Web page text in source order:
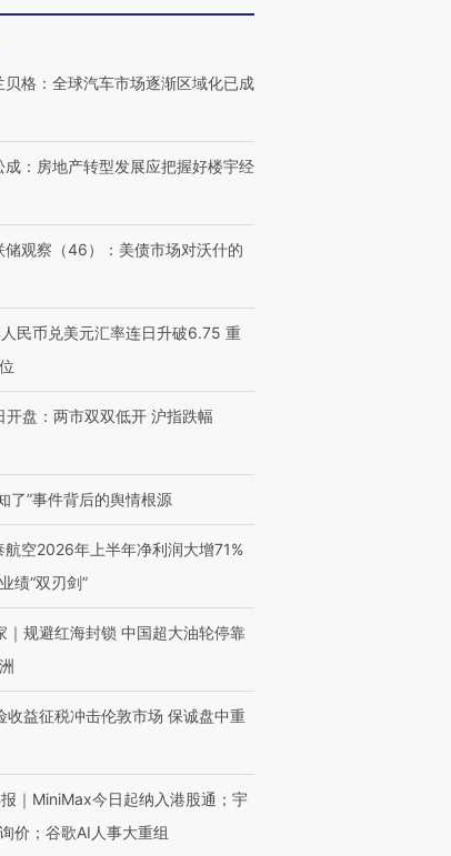
贝格：全球汽车市场逐渐区域化已成
成：房地产转型发展应把握好楼宇经
储观察（46）：美债市场对沃什的
民币兑美元汇率连日升破6.75 重
开盘：两市双双低开 沪指跌幅
了”事件背后的舆情根源
航空2026年上半年净利润大增71%
绩“双刃剑”
｜规避红海封锁 中国超大油轮停靠
收益征税冲击伦敦市场 保诚盘中重
｜MiniMax今日起纳入港股通；宇
价；谷歌AI人事大重组